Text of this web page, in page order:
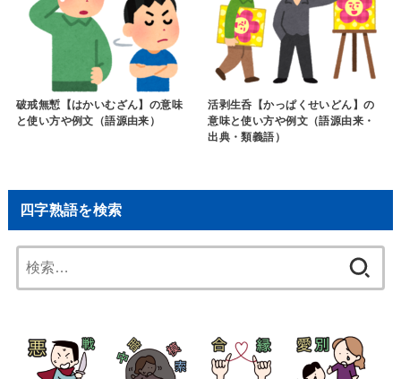
破戒無慙【はかいむざん】の意味
と使い方や例文（語源由来）
活剥生呑【かっぱくせいどん】の
意味と使い方や例文（語源由来・
出典・類義語）
四字熟語を検索
索: